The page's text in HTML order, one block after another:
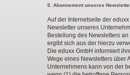
5. Abonnement unseres
Auf der Internetseite der
Newsletter unseres
Bestellung des Newsletters
ergibt sich aus der hierzu
Die eduxx GmbH informiert
Wege eines Newsletters über
Unternehmens kann von der